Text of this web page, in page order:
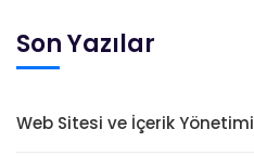
Son Yazılar
Web Sitesi ve İçerik Yönetimi